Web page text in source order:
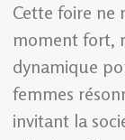
Cette foire ne
moment fort,
dynamique
femmes
invitant la